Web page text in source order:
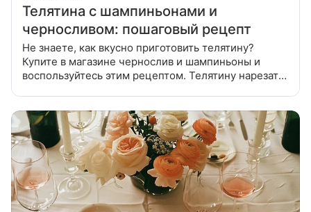
Телятина с шампиньонами и
черносливом: пошаговый рецепт
Не знаете, как вкусно приготовить телятину?
Купите в магазине чернослив и шампиньоны и
воспользуйтесь этим рецептом. Телятину нарезать